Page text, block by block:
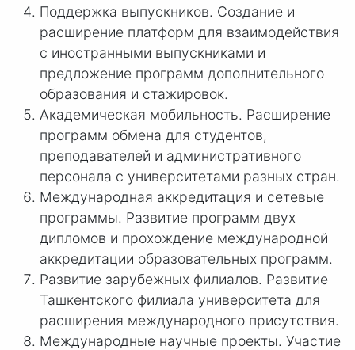
Поддержка выпускников. Создание и
расширение платформ для взаимодействия
с иностранными выпускниками и
предложение программ дополнительного
образования и стажировок.
Академическая мобильность. Расширение
программ обмена для студентов,
преподавателей и административного
персонала с университетами разных стран.
Международная аккредитация и сетевые
программы. Развитие программ двух
дипломов и прохождение международной
аккредитации образовательных программ.
Развитие зарубежных филиалов. Развитие
Ташкентского филиала университета для
расширения международного присутствия.
Международные научные проекты. Участие